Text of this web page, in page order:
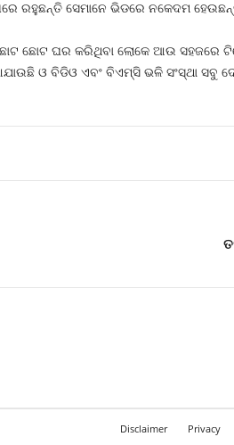
ରହୁଛନ୍ତି ସେମାନେ ଭିଡରେ ନକେଦମ
ଛୋଟ ଘର କରିଥିବା ଲୋକେ ଆଉ ସହଜରେ
ଓ ବିଡିଓ ଏବଂ ବିଏମ୍‍ସି ଭଳି ସଂସ୍ଥା ସବୁ
Disclaimer Privacy